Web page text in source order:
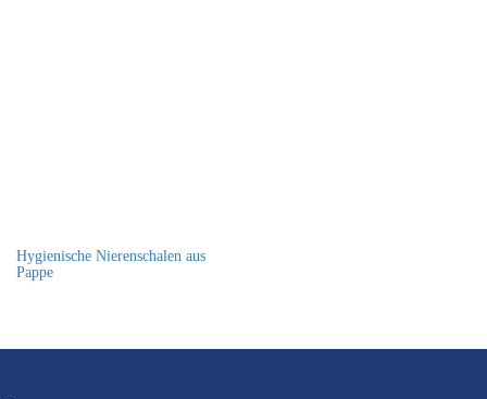
Hygienische Nierenschalen aus
Pappe